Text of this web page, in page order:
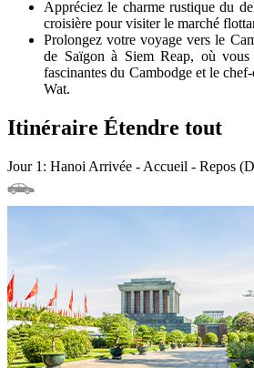
Appréciez le charme rustique du
croisière pour visiter le marché
Prolongez votre voyage vers le
de Saïgon à Siem Reap, où vous
fascinantes du Cambodge et le
Wat.
Itinéraire Étendre tout
Jour 1: Hanoi Arrivée - Accueil - Repos